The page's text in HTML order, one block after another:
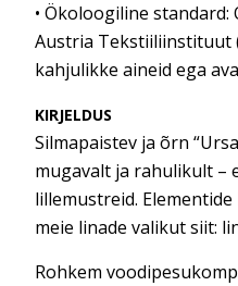
• Ökoloogiline
Austria Tekstiiliinstituut
kahjulikke aineid ega
KIRJELDUS
Silmapaistev ja õrn
mugavalt ja rahulikult –
lillemustreid.
meie linade valikut siit:
Rohkem